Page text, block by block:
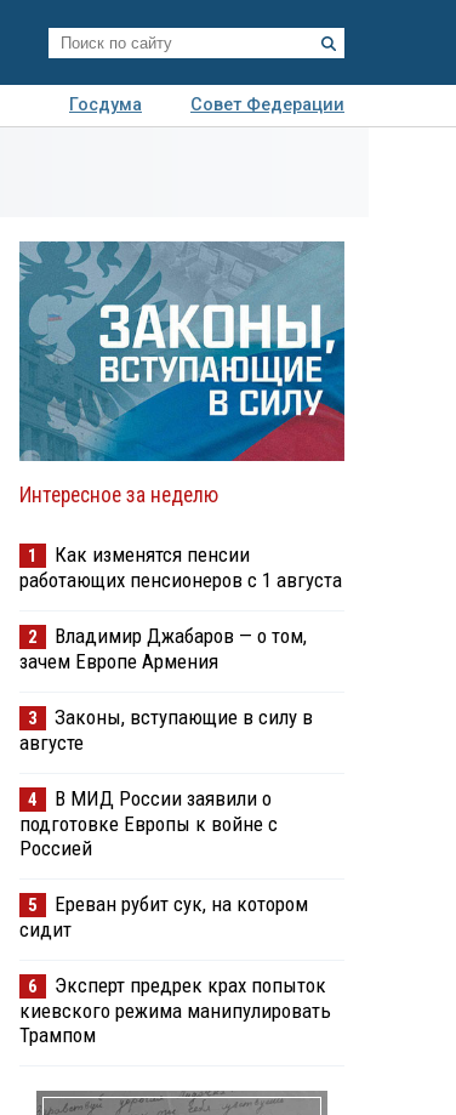
Госдума
Совет Федерации
Интересное за неделю
1
Как изменятся пенсии
работающих пенсионеров с 1 августа
2
Владимир Джабаров — о том,
зачем Европе Армения
3
Законы, вступающие в силу в
августе
4
В МИД России заявили о
подготовке Европы к войне с
Россией
5
Ереван рубит сук, на котором
сидит
6
Эксперт предрек крах попыток
киевского режима манипулировать
Трампом